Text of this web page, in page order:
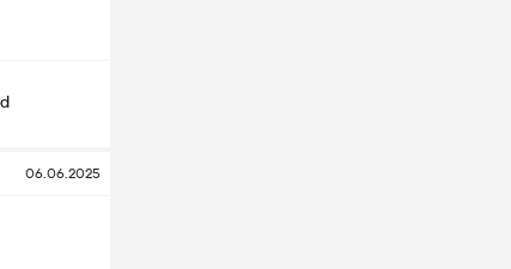
06.06.2025